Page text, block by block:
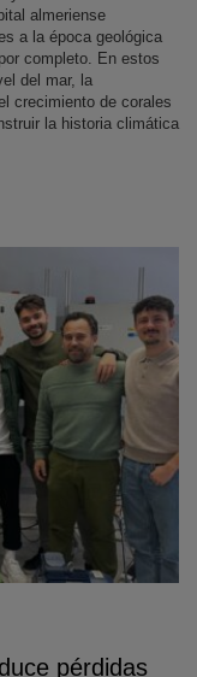
almeriense
a la época geológica
completo. En estos
del mar, la
crecimiento de corales
la historia climática
pérdidas